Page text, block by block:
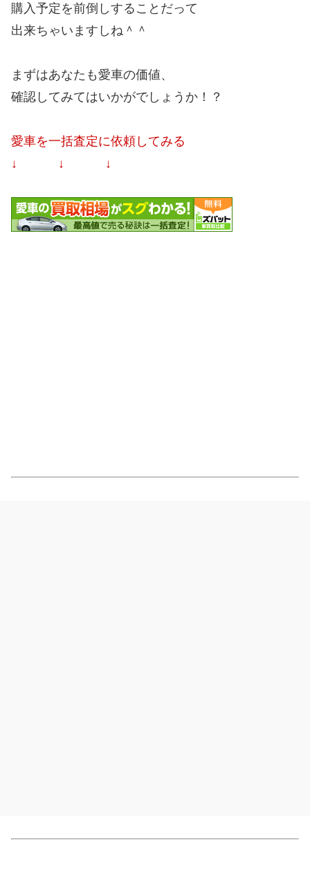
購入予定を前倒しすることだって
出来ちゃいますしね＾＾
まずはあなたも愛車の価値、
確認してみてはいかがでしょうか！？
愛車を一括査定に依頼してみる
↓ ↓ ↓